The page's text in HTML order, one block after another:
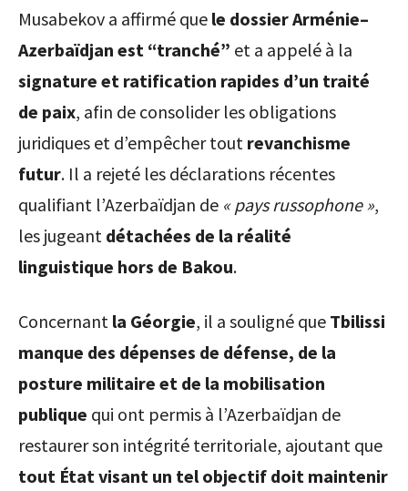
Musabekov a affirmé que le dossier Arménie–
Azerbaïdjan est “tranché” et a appelé à la
signature et ratification rapides d’un traité
de paix, afin de consolider les obligations
juridiques et d’empêcher tout revanchisme
futur. Il a rejeté les déclarations récentes
qualifiant l’Azerbaïdjan de « pays russophone »,
les jugeant détachées de la réalité
linguistique hors de Bakou.
Concernant la Géorgie, il a souligné que Tbilissi
manque des dépenses de défense, de la
posture militaire et de la mobilisation
publique qui ont permis à l’Azerbaïdjan de
restaurer son intégrité territoriale, ajoutant que
tout État visant un tel objectif doit maintenir